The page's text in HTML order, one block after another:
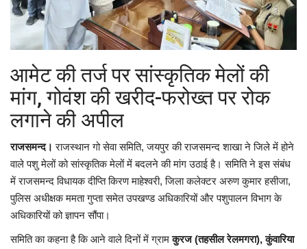
बॉलीवुड
खेल
रोचक खबरें
लाईफ & साइंस
जीवन मंत्र
युटीलीटी
आमेट की तर्ज पर सांस्कृतिक मेलों की
मांग, गोवंश की खरीद-फरोख्त पर रोक
लगाने की अपील
राजसमन्द। राजस्थान गो सेवा समिति, जयपुर की राजसमन्द शाखा ने जिले में होने
वाले पशु मेलों को सांस्कृतिक मेलों में बदलने की मांग उठाई है। समिति ने इस संबंध
में राजसमन्द विधायक दीप्ति किरण माहेश्वरी, जिला कलेक्टर अरुण कुमार हसीजा,
पुलिस अधीक्षक ममता गुप्ता समेत उपखण्ड अधिकारियों और पशुपालन विभाग के
अधिकारियों को ज्ञापन सौंपा।
समिति का कहना है कि आने वाले दिनों में ग्रामकुरज (तहसील रेलमगरा), कुंवारिया